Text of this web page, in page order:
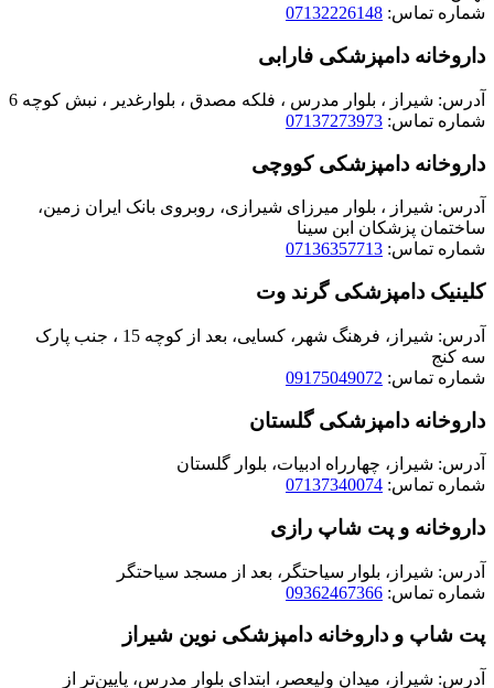
شماره تماس: 07132226148
داروخانه دامپزشکی فارابی
آدرس: شیراز ، بلوار مدرس ، فلکه مصدق ، بلوارغدیر ، نبش کوچه 6
شماره تماس: 07137273973
داروخانه دامپزشکی کووچی
آدرس: شیراز ، بلوار میرزای شیرازی، روبروی بانک ایران زمین،
ساختمان پزشکان ابن سینا
شماره تماس: 07136357713
کلینیک دامپزشکی گرند وت
آدرس: شیراز، فرهنگ شهر، کسایی، بعد از کوچه 15 ، جنب پارک
سه کنج
شماره تماس: 09175049072
داروخانه دامپزشکی گلستان
آدرس: شیراز، چهارراه ادبیات، بلوار گلستان
شماره تماس: 07137340074
داروخانه و پت شاپ رازی
آدرس: شیراز، بلوار سیاحتگر، بعد از مسجد سیاحتگر
شماره تماس: 09362467366
پت شاپ و داروخانه دامپزشکی نوین شیراز
آدرس: شیراز، میدان ولیعصر، ابتدای بلوار مدرس، پایین‌تر از